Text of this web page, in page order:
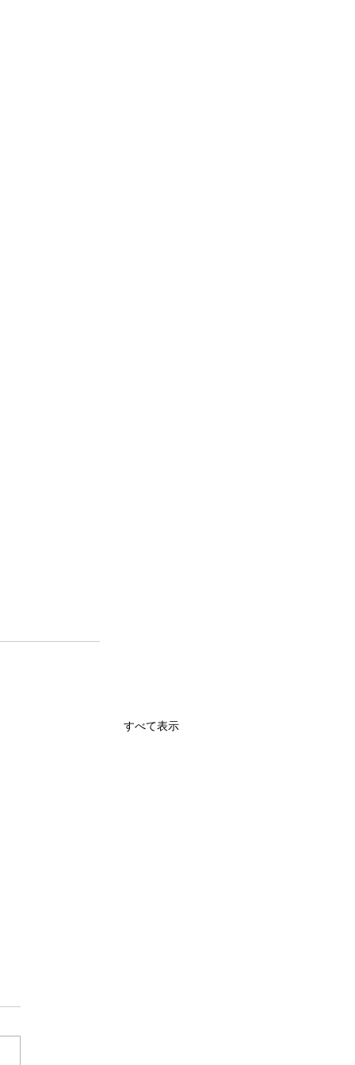
すべて表示